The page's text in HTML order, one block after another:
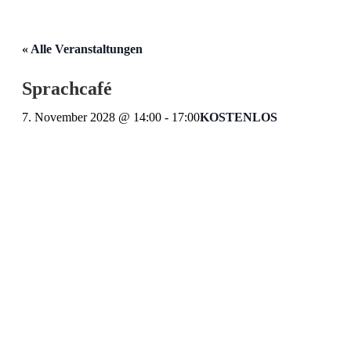
« Alle Veranstaltungen
Sprachcafé
7. November 2028 @ 14:00 - 17:00KOSTENLOS